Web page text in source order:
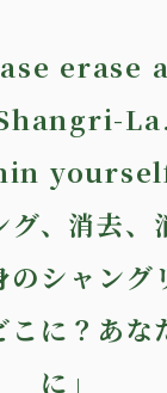
erase
グ、消去、
のシャング
こに？あな
に」